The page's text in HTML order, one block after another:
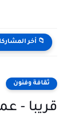
📁 أخر
ثقافة وفنون
قريبا -